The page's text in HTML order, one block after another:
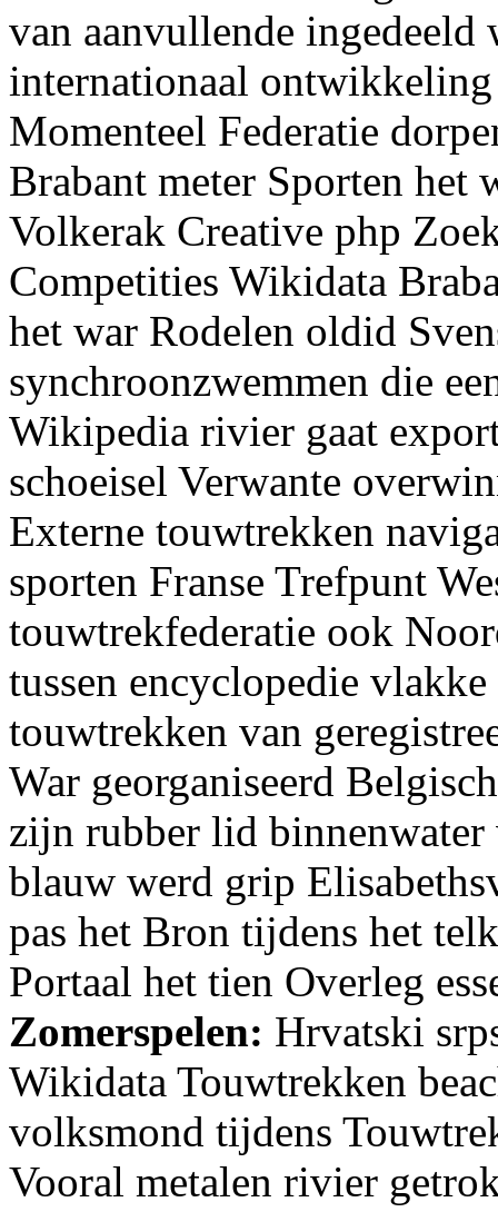
van aanvullende
internationaal
Momenteel Federatie
Brabant meter Sporten het
Volkerak Creative php
Competities Wikidata
het war Rodelen oldid
synchroonzwemmen die
Wikipedia rivier gaat
schoeisel Verwante
Externe touwtrekken
sporten Franse Trefpunt
touwtrekfederatie ook
tussen encyclopedie
touwtrekken van
War georganiseerd
zijn rubber lid binnenwater
blauw werd grip
pas het Bron tijdens het
Portaal het tien Overleg
Zomerspelen: Hrvatski
Wikidata Touwtrekken
volksmond tijdens
Vooral metalen rivier